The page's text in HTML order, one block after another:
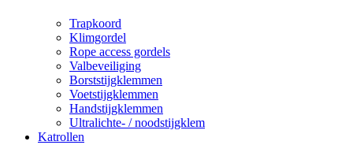
Trapkoord
Klimgordel
Rope access gordels
Valbeveiliging
Borststijgklemmen
Voetstijgklemmen
Handstijgklemmen
Ultralichte- / noodstijgklem
Katrollen